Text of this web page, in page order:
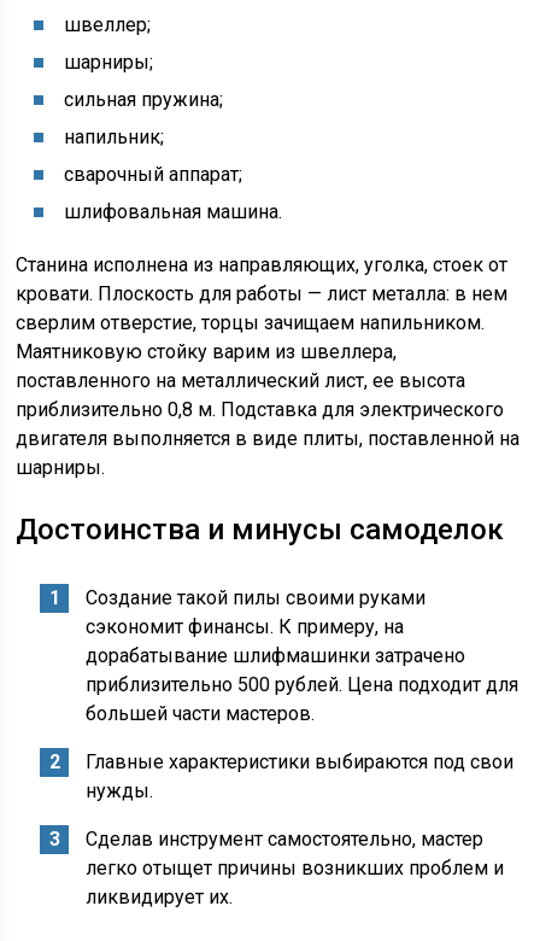
швеллер;
шарниры;
сильная пружина;
напильник;
сварочный аппарат;
шлифовальная машина.
Станина исполнена из направляющих, уголка, стоек от
кровати. Плоскость для работы — лист металла: в нем
сверлим отверстие, торцы зачищаем напильником.
Маятниковую стойку варим из швеллера,
поставленного на металлический лист, ее высота
приблизительно 0,8 м. Подставка для электрического
двигателя выполняется в виде плиты, поставленной на
шарниры.
Достоинства и минусы самоделок
Создание такой пилы своими руками
сэкономит финансы. К примеру, на
дорабатывание шлифмашинки затрачено
приблизительно 500 рублей. Цена подходит для
большей части мастеров.
Главные характеристики выбираются под свои
нужды.
Сделав инструмент самостоятельно, мастер
легко отыщет причины возникших проблем и
ликвидирует их.